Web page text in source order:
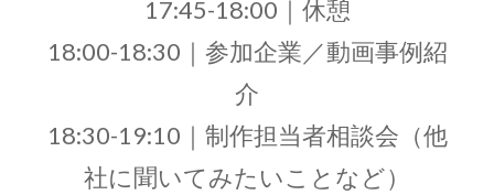
17:45-18:00｜休憩
18:00-18:30｜参加企業／動画事例紹
介
18:30-19:10｜制作担当者相談会（他
社に聞いてみたいことなど）